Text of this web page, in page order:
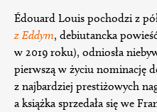
Édouard Louis pochodzi z
z Eddym, debiutancka
w 2019 roku), odniosła
pierwszą w życiu nominację
z najbardziej prestiżowych
a książka sprzedała się we